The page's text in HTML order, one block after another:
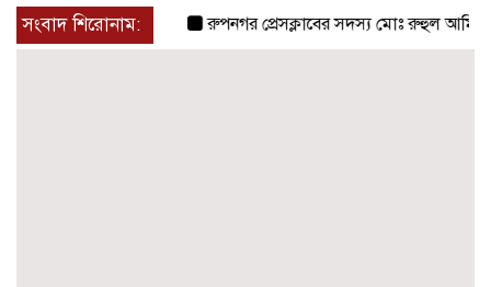
সংবাদ শিরোনাম:
রুপনগর প্রেসক্লাবের সদস্য মোঃ রুহুল আমিন